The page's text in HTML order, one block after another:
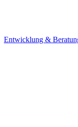
Entwicklung &